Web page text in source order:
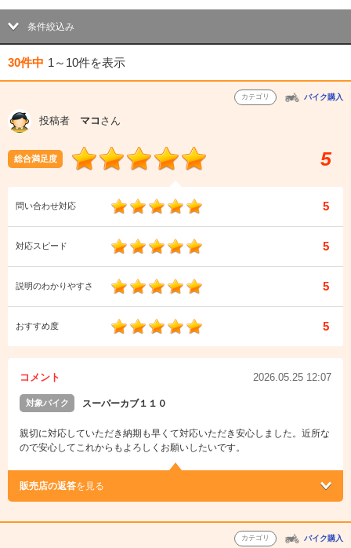
条件絞込み
30件中 1～10件を表示
カテゴリ バイク購入
投稿者 マコ さん
総合満足度 5
問い合わせ対応 5
対応スピード 5
説明のわかりやすさ 5
おすすめ度 5
コメント 2026.05.25 12:07
対象バイク スーパーカブ１１０
親切に対応していただき納期も早くて対応いただき安心しました。近所な
ので安心してこれからもよろしくお願いしたいです。
販売店の返答を見る
カテゴリ バイク購入